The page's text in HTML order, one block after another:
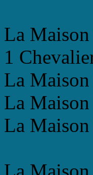
La
1
La
La
La